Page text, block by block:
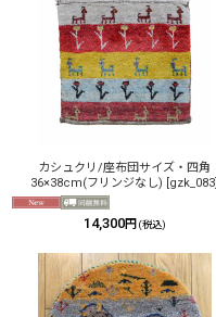
カシュクリ/座布団サイズ・四角
36×38cm(フリンジなし)
gzk_083
14,300円 (税込)